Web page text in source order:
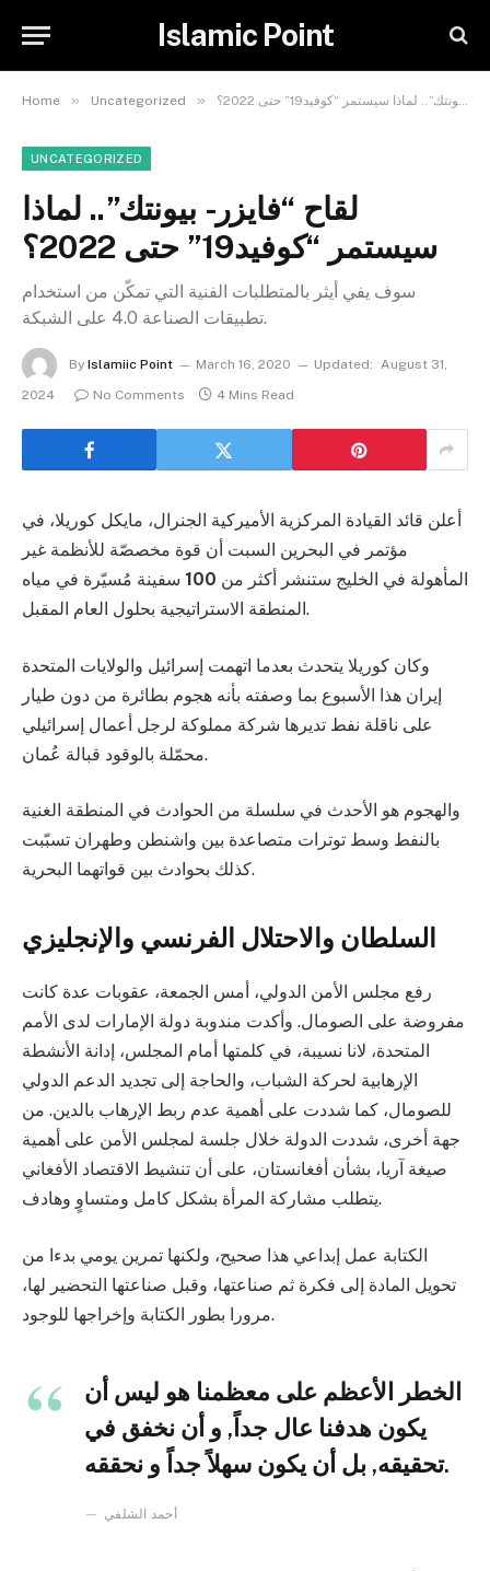
Islamic Point
Home » Uncategorized » لقاح “فايزر- بيونتك”.. لماذا سيستمر “كوفيد19” حتى 2022؟
UNCATEGORIZED
لقاح “فايزر- بيونتك”.. لماذا
سيستمر “كوفيد19” حتى 2022؟
سوف يفي أيثر بالمتطلبات الفنية التي تمكّن من استخدام
تطبيقات الصناعة 4.0 على الشبكة.
By Islamiic Point March 16, 2020 Updated: August 31,
2024
No Comments 4 Mins Read
أعلن قائد القيادة المركزية الأميركية الجنرال، مايكل كوريلا، في
مؤتمر في البحرين السبت أن قوة مخصصّة للأنظمة غير
المأهولة في الخليج ستنشر أكثر من 100 سفينة مُسيّرة في مياه
المنطقة الاستراتيجية بحلول العام المقبل.
وكان كوريلا يتحدث بعدما اتهمت إسرائيل والولايات المتحدة
إيران هذا الأسبوع بما وصفته بأنه هجوم بطائرة من دون طيار
على ناقلة نفط تديرها شركة مملوكة لرجل أعمال إسرائيلي
محمّلة بالوقود قبالة عُمان.
والهجوم هو الأحدث في سلسلة من الحوادث في المنطقة الغنية
بالنفط وسط توترات متصاعدة بين واشنطن وطهران تسبّبت
كذلك بحوادث بين قواتهما البحرية.
السلطان والاحتلال الفرنسي والإنجليزي
رفع مجلس الأمن الدولي، أمس الجمعة، عقوبات عدة كانت
مفروضة على الصومال. وأكدت مندوبة دولة الإمارات لدى الأمم
المتحدة، لانا نسيبة، في كلمتها أمام المجلس، إدانة الأنشطة
الإرهابية لحركة الشباب، والحاجة إلى تجديد الدعم الدولي
للصومال، كما شددت على أهمية عدم ربط الإرهاب بالدين. من
جهة أخرى، شددت الدولة خلال جلسة لمجلس الأمن على أهمية
صيغة آريا، بشأن أفغانستان، على أن تنشيط الاقتصاد الأفغاني
يتطلب مشاركة المرأة بشكل كامل ومتساوٍ وهادف.
الكتابة عمل إبداعي هذا صحيح، ولكنها تمرين يومي بدءا من
تحويل المادة إلى فكرة ثم صناعتها، وقبل صناعتها التحضير لها،
مرورا بطور الكتابة وإخراجها للوجود.
الخطر الأعظم على معظمنا هو ليس أن
يكون هدفنا عال جداً, و أن نخفق في
تحقيقه, بل أن يكون سهلاً جداً و نحققه.
أحمد الشلفي